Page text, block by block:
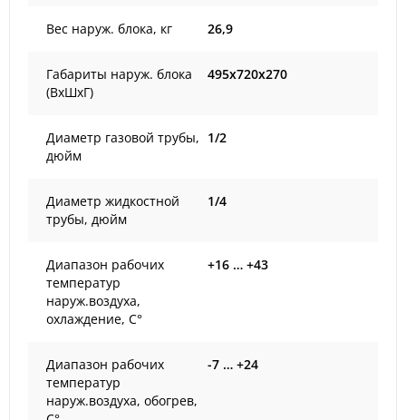
Вес наруж. блока, кг 26,9
Габариты наруж. блока
(ВxШxГ)
495x720x270
Диаметр газовой трубы,
дюйм
1/2
Диаметр жидкостной
трубы, дюйм
1/4
Диапазон рабочих
температур
наруж.воздуха,
охлаждение, С°
+16 … +43
Диапазон рабочих
температур
наруж.воздуха, обогрев,
-7 … +24